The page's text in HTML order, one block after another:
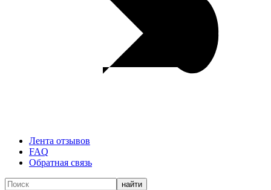
Лента отзывов
FAQ
Обратная связь